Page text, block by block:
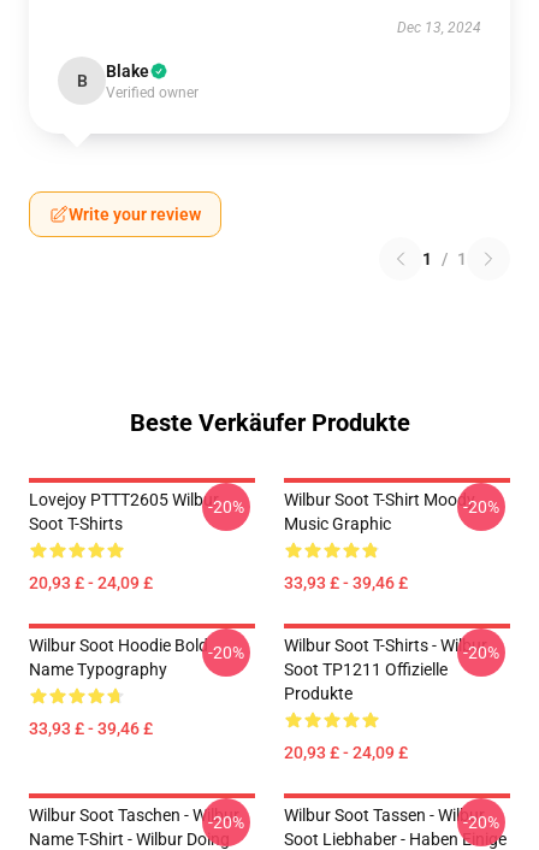
Dec 13, 2024
B Blake
Verified owner
Write your review
1 / 1
Beste Verkäufer Produkte
Lovejoy PTTT2605 Wilbur
Soot T-Shirts
20,93 £ - 24,09 £
-20%
Wilbur Soot T-Shirt Moody
Music Graphic
33,93 £ - 39,46 £
-20%
Wilbur Soot Hoodie Bold
Name Typography
33,93 £ - 39,46 £
-20%
Wilbur Soot T-Shirts - Wilbur
Soot TP1211 Offizielle
Produkte
20,93 £ - 24,09 £
-20%
Wilbur Soot Taschen - Wilbur
Name T-Shirt - Wilbur Doing
-20%
Wilbur Soot Tassen - Wilbur
Soot Liebhaber - Haben Einige
-20%